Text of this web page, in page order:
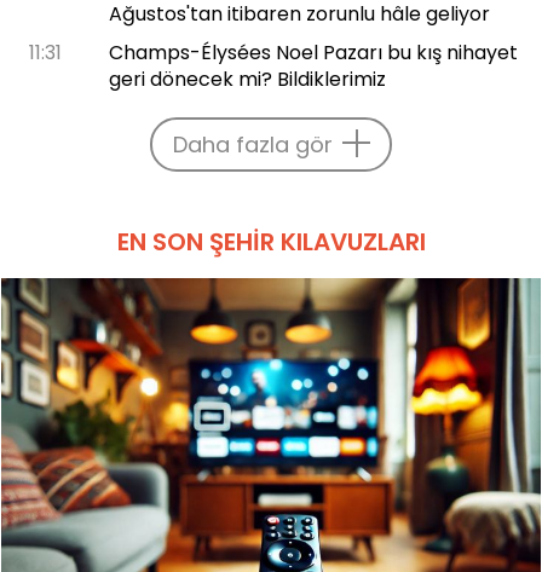
Ağustos'tan itibaren zorunlu hâle geliyor
11:31
Champs-Élysées Noel Pazarı bu kış nihayet
geri dönecek mi? Bildiklerimiz
Daha fazla gör
EN SON ŞEHIR KILAVUZLARI